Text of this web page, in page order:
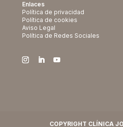
Enlaces
Política de privacidad
Política de cookies
Aviso Legal
Política de Redes Sociales
COPYRIGHT CLÍNICA